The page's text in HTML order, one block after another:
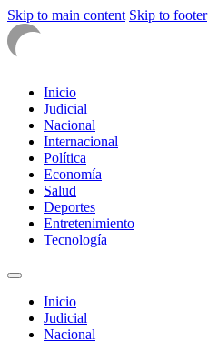
Skip to main content Skip to footer
Inicio
Judicial
Nacional
Internacional
Política
Economía
Salud
Deportes
Entretenimiento
Tecnología
Inicio
Judicial
Nacional